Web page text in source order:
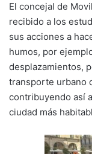
El concejal de
recibido a los
sus acciones a
humos, por
desplazamientos,
transporte urbano
contribuyendo así
ciudad más